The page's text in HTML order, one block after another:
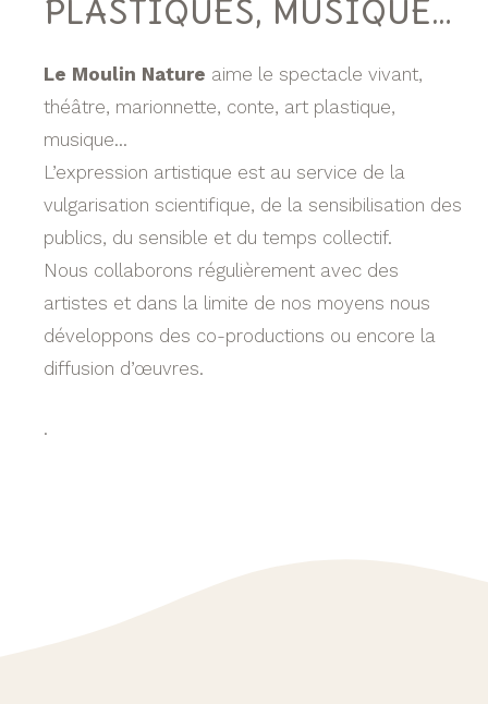
PLASTIQUES, MUSIQUE…
Le Moulin Nature aime le spectacle vivant,
théâtre, marionnette, conte, art plastique,
musique…
L’expression artistique est au service de la
vulgarisation scientifique, de la sensibilisation des
publics, du sensible et du temps collectif.
Nous collaborons régulièrement avec des
artistes et dans la limite de nos moyens nous
développons des co-productions ou encore la
diffusion d’œuvres.
.